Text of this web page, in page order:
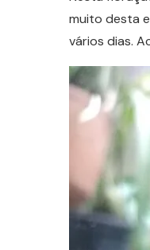
muito desta
vários dias.